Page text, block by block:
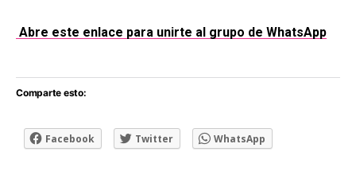
Abre este enlace para unirte al grupo de WhatsApp
Comparte esto:
Facebook Twitter WhatsApp